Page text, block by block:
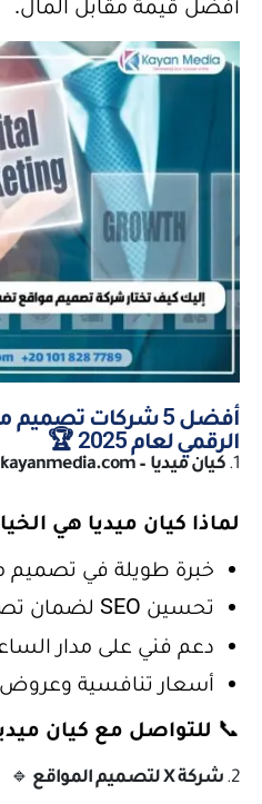
أفضل قيمة مقابل المال.
أفضل 5 شركات
الرقمي لعام 2025 🏆
1. كيان ميديا – kayanmedia.com
لماذا كيان ميديا هي
خبرة طويلة في تصميم
تحسين SEO لضمان تصدر محركات البحث.
دعم فني على مدار
أسعار تنافسية
📞 للتواصل مع كيان
2. شركة X لتصميم المواقع 🔹